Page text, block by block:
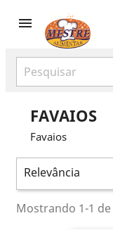

FAVAIOS
Favaios
Relevância
Mostrando 1-1